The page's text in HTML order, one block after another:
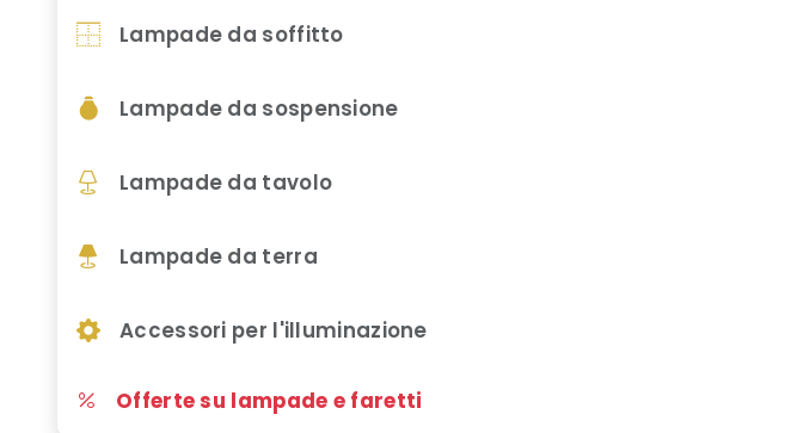
Lampade da soffitto
Lampade da sospensione
Lampade da tavolo
Lampade da terra
Accessori per l'illuminazione
Offerte su lampade e faretti